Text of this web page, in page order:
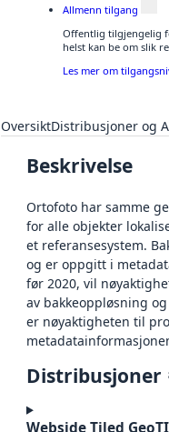
Allmenn tilgang
Offentlig tilgjengelig
helst kan be om slik
Les mer om
OversiktDistribusjoner og
Beskrivelse
Ortofoto har samme
for alle objekter
et referansesystem.
og er oppgitt i
før 2020, vil
av bakkeoppløsning
er nøyaktigheten til
Distribusjoner
Webside Tiled